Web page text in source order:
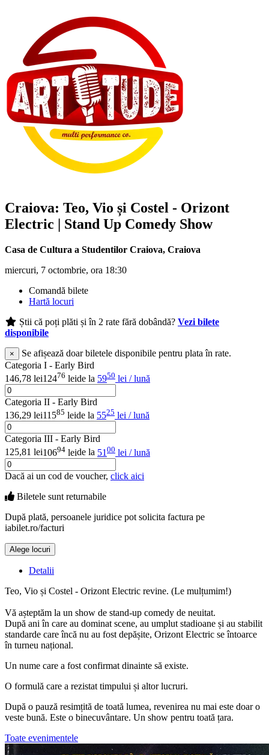
Craiova: Teo, Vio și Costel - Orizont
Electric | Stand Up Comedy Show
Casa de Cultura a Studentilor Craiova, Craiova
miercuri, 7 octombrie, ora 18:30
Comandă bilete
Hartă locuri
Știi că poți plăti și în 2 rate fără dobândă? Vezi bilete
disponibile
×
Se afișează doar biletele disponibile pentru plata în rate.
Categoria I - Early Bird
146,78 lei12476 leide la 5950 lei / lună
Categoria II - Early Bird
136,29 lei11585 leide la 5525 lei / lună
Categoria III - Early Bird
125,81 lei10694 leide la 51 00 lei / lună
Dacă ai un cod de voucher, click aici
Biletele sunt returnabile
După plată, persoanele juridice pot solicita factura pe
iabilet.ro/facturi
Alege locuri
Detalii
Teo, Vio și Costel - Orizont Electric revine. (Le mulțumim!)
Vă așteptăm la un show de stand-up comedy de neuitat.
După ani în care au dominat scene, au umplut stadioane și au stabilit
standarde care încă nu au fost depășite, Orizont Electric se întoarce
în turneu național.
Un nume care a fost confirmat dinainte să existe.
O formulă care a rezistat timpului și altor lucruri.
După o pauză resimțită de toată lumea, revenirea nu mai este doar o
veste bună. Este o binecuvântare. Un show pentru toată țara.
Toate evenimentele